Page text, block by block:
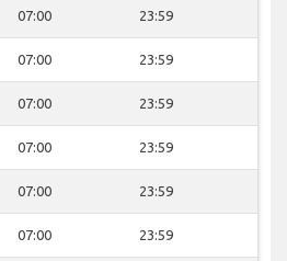
07:00 23:59
07:00 23:59
07:00 23:59
07:00 23:59
07:00 23:59
07:00 23:59